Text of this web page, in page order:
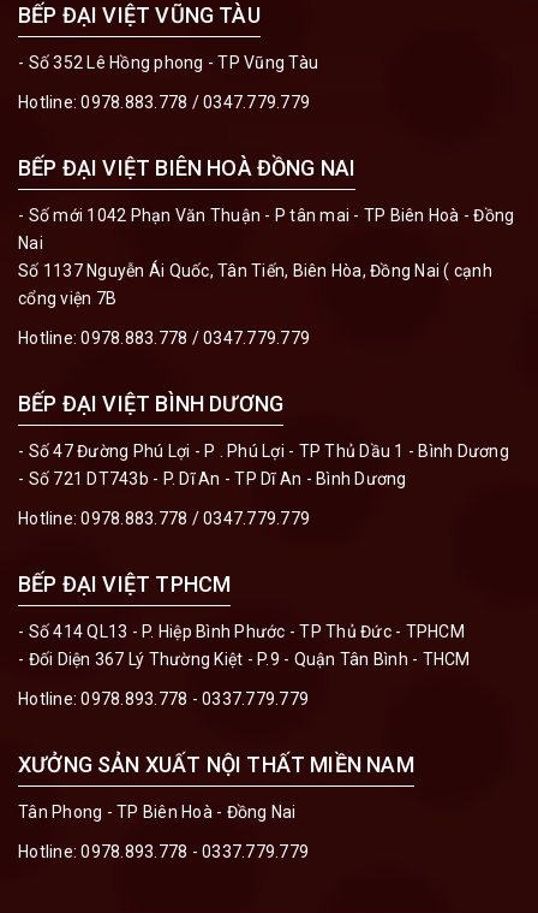
BẾP ĐẠI VIỆT VŨNG TÀU
- Số 352 Lê Hồng phong - TP Vũng Tàu
Hotline:0978.883.778 / 0347.779.779
BẾP ĐẠI VIỆT BIÊN HOÀ ĐỒNG NAI
- Số mới 1042 Phạn Văn Thuận - P tân mai - TP Biên Hoà - Đồng
Nai
Số 1137 Nguyễn Ái Quốc, Tân Tiến, Biên Hòa, Đồng Nai ( cạnh
cổng viện 7B
Hotline:0978.883.778 / 0347.779.779
BẾP ĐẠI VIỆT BÌNH DƯƠNG
- Số 47 Đường Phú Lợi - P . Phú Lợi - TP Thủ Dầu 1 - Bình Dương
- Số 721 DT743b - P. Dĩ An - TP Dĩ An - Bình Dương
Hotline:0978.883.778 / 0347.779.779
BẾP ĐẠI VIỆT TPHCM
- Số 414 QL13 - P. Hiệp Bình Phước - TP Thủ Đức - TPHCM
- Đối Diện 367 Lý Thường Kiệt - P.9 - Quận Tân Bình - THCM
Hotline:0978.893.778 - 0337.779.779
XƯỞNG SẢN XUẤT NỘI THẤT MIỀN NAM
Tân Phong - TP Biên Hoà - Đồng Nai
Hotline:0978.893.778 - 0337.779.779